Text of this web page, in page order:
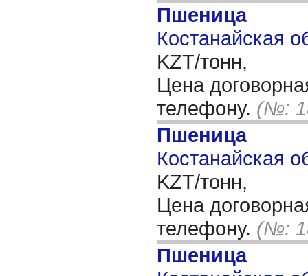
Пшеница
Костанайская
KZT/тонн,
Цена
телефону. (№:
Пшеница
Костанайская
KZT/тонн,
Цена
телефону. (№:
Пшеница